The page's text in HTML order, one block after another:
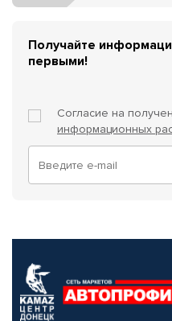
Получайте
первыми!
Согласие на
информационных